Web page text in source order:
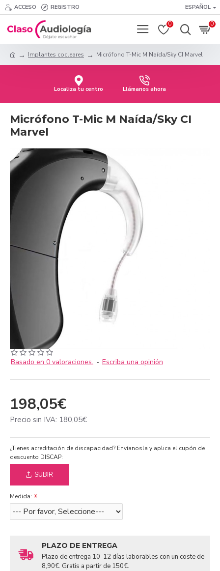
ACCESO REGISTRO ESPAÑOL
0 0
Implantes cocleares Micrófono T-Mic M Naída/Sky CI Marvel
Localiza tu centro Llámanos ahora
Micrófono T-Mic M Naída/Sky CI
Marvel
Basado en 0 valoraciones. - Escriba una opinión
198,05€
Precio sin IVA: 180,05€
¿Tienes acreditación de discapacidad? Envíanosla y aplica el cupón de
descuento DISCAP:
SUBIR
Medida:
PLAZO DE ENTREGA
Plazo de entrega 10-12 días laborables con un coste de
8,90€. Gratis a partir de 150€.